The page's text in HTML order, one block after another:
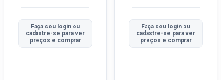
Faça seu login ou
cadastre-se para ver
preços e comprar
Faça seu login ou
cadastre-se para ver
preços e comprar